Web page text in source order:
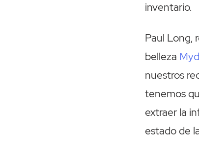
inventario.
Paul Long,
belleza
nuestros
tenemos
extraer la
estado de